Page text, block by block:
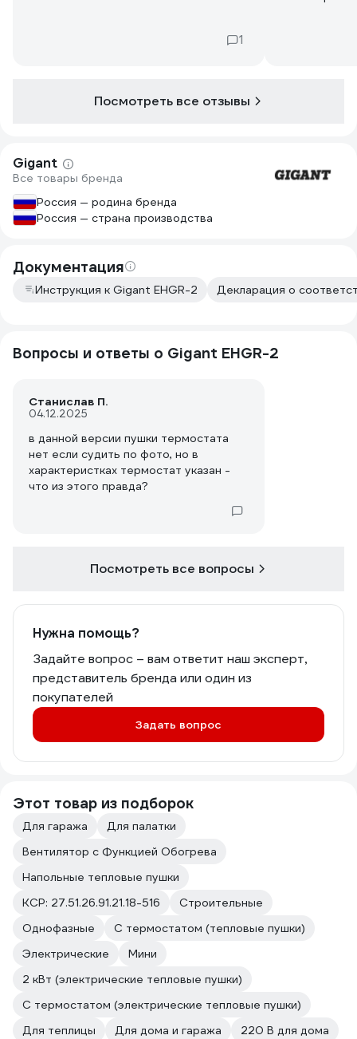
1
Посмотреть все отзывы
Gigant
Все товары бренда
Россия — родина бренда
Россия — страна производства
Документация
Инструкция к Gigant EHGR-2 Декларация о
Вопросы и ответы о Gigant EHGR-2
Станислав П.
04.12.2025
в данной версии пушки термостата
нет если судить по фото, но в
характеристках термостат указан -
что из этого правда?
Посмотреть все вопросы
Нужна помощь?
Задайте вопрос – вам ответит наш эксперт,
представитель бренда или один из
покупателей
Задать вопрос
Этот товар из подборок
Для гаража
Для палатки
Вентилятор с Функцией Обогрева
Напольные тепловые пушки
КСР: 27.51.26.91.21.18-516
Строительные
Однофазные
С термостатом (тепловые пушки)
Электрические
Мини
2 кВт (электрические тепловые пушки)
С термостатом (электрические тепловые пушки)
Для теплицы
Для дома и гаража
220 В для дома